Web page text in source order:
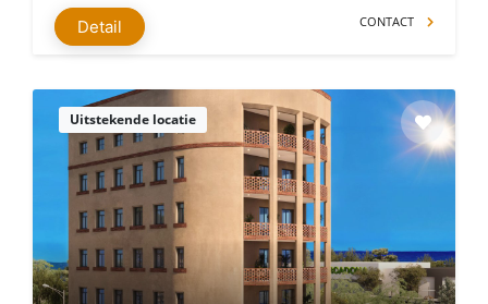
Detail CONTACT
Uitstekende locatie